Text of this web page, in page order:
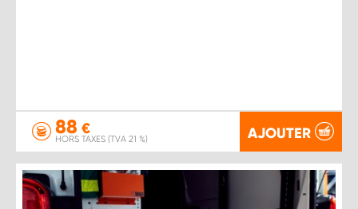
88 €
HORS TAXES (TVA 21 %) AJOUTER